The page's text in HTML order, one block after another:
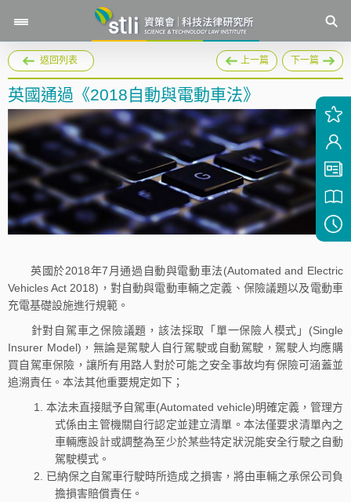
返回列表 上一篇 下一篇
英國通過《2018自動與電動車法》
英國於2018年7月通過自動與電動車法(Automated and Electric
Vehicles Act 2018)，對自動與電動車輛之定義、保險議題以及電動車
充電基礎設施進行規範。
針對自駕車之保險議題，該法採取「單一保險人模式」(Single
Insurer Model)，無論是駕駛人自行駕駛或自動駕駛，駕駛人均應購
買自駕車保險，讓所有用路人對於可能之安全事故均有保險可涵蓋並
追溯責任。本法其他重要規定如下；
本法未直接賦予自駕車(Automated vehicle)明確定義，管理方
式係由主管機關自行認定並建立清單。本法僅要求清單內之
車輛應設計或調整為至少於某些特定狀況能安全行駛之自動
駕駛模式。
已納保之自駕車行駛時所造成之損害，將由車輛之承保公司負
擔損害賠償責任。